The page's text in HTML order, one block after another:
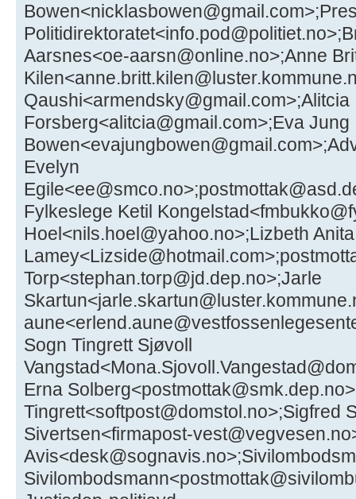
Aarsnes<oe-aarsn@online.no>;Anne
Qaushi<armendsky@gmail.com>;Alitcia
Forsberg<alitcia@gmail.com>;Eva Jung
Evelyn
Fylkeslege Ketil
Hoel<nils.hoel@yahoo.no>;Lizbeth Anita
Torp<stephan.torp@jd.dep.no>;Jarle
Sogn Tingrett Sjøvoll
Erna
Tingrett<softpost@domstol.no>;Sigfred
Sivertsen<firmapost-